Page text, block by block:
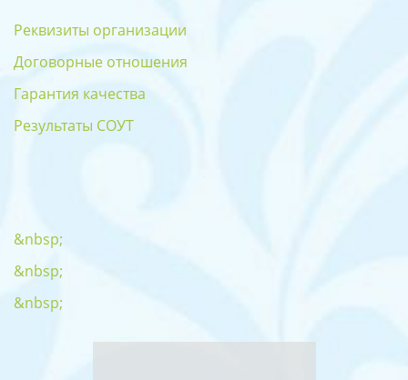
Реквизиты организации
Договорные отношения
Гарантия качества
Результаты СОУТ
&nbsp;
&nbsp;
&nbsp;